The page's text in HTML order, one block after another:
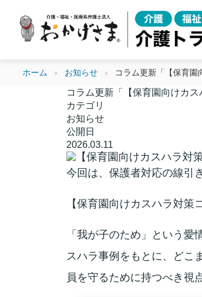
ホーム › お知らせ › コラム更新「【保育
コラム更新「【保育園向けカ
カテゴリ
お知らせ
公開日
2026.03.11
今回は、保護者対応の線引
【保育園向けカスハラ対
「我が子のため」という
スハラ事例をもとに、どこ
員を守るために持つべき視